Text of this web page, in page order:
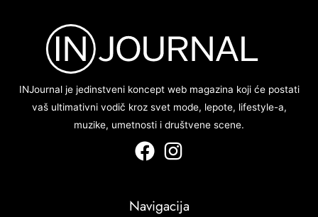
INJournal je jedinstveni koncept web magazina koji će postati
vaš ultimativni vodič kroz svet mode, lepote, lifestyle-a,
muzike, umetnosti i društvene scene.
Navigacija